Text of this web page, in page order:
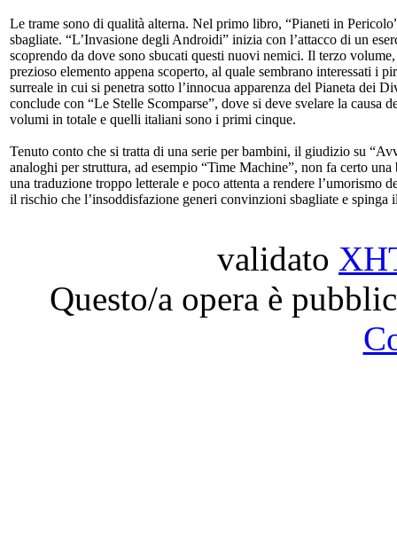
Le trame sono di qualità alterna. Nel primo libro, “Pianeti in
sbagliate. “L’Invasione degli Androidi” inizia con l’attacco di un
scoprendo da dove sono sbucati questi nuovi nemici. Il terzo
prezioso elemento appena scoperto, al quale sembrano interessati i
surreale in cui si penetra sotto l’innocua apparenza del Pianeta dei
conclude con “Le Stelle Scomparse”, dove si deve svelare la causa
volumi in totale e quelli italiani sono i primi cinque.
Tenuto conto che si tratta di una serie per bambini, il giudizio su
analoghi per struttura, ad esempio “Time Machine”, non fa certo
una traduzione troppo letterale e poco attenta a rendere l’umorismo
il rischio che l’insoddisfazione generi convinzioni sbagliate e spinga
validato
Questo/a opera è